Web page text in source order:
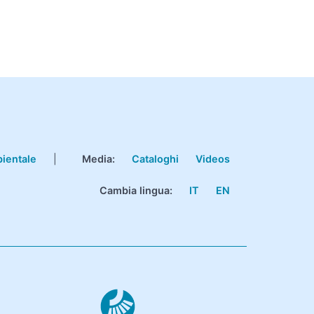
Media: Cataloghi Videos
Cambia lingua: IT EN